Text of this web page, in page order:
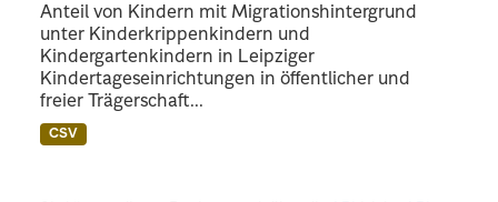
Anteil von Kindern mit Migrationshintergrund
unter Kinderkrippenkindern und
Kindergartenkindern in Leipziger
Kindertageseinrichtungen in öffentlicher und
freier Trägerschaft...
CSV